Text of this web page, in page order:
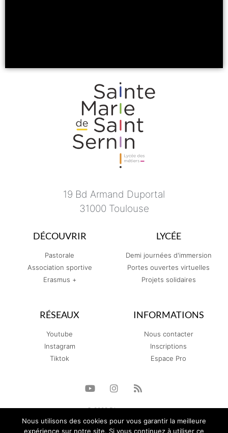
19 Bd Armand Duportal
31000 Toulouse
DÉCOUVRIR
Pastorale
Association sportive
Erasmus +
LYCÉE
Demi journées d'immersion
Portes ouvertes virtuelles
Projets solidaires
RÉSEAUX
Youtube
Instagram
Tiktok
INFORMATIONS
Nous contacter
Inscriptions
Espace Pro
© 2022 Diagramme
Nous utilisons des cookies pour vous garantir la meilleure
expérience sur notre site. Si vous continuez à utiliser ce